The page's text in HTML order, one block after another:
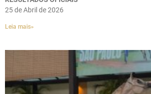
25 de Abril de 2026
Leia mais»